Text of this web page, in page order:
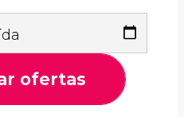
ofertas